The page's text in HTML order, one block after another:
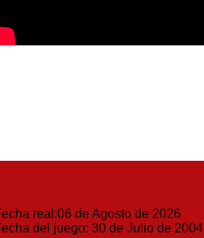
real:06 de Agosto de 2026
del juego: 30 de Julio de 2004